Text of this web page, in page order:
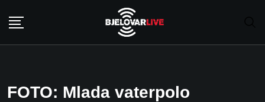
FOTO: Mlada vaterpolo